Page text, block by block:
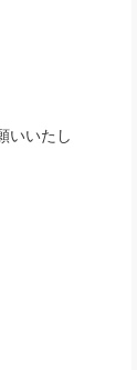
いいたし